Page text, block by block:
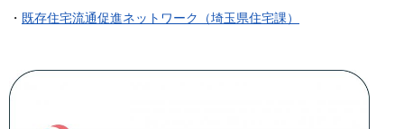
・ 既存住宅流通促進ネットワーク（埼玉県住宅課）